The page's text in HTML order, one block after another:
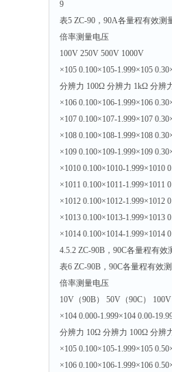
9
表5 ZC-90，90A各量程有效
倍率测量电压
100V 250V 500V 1000V
×105 0.100×105-1.999×105
分辨力 100Ω 分辨力 1kΩ 分辨
×106 0.100×106-1.999×106
×107 0.100×107-1.999×107
×108 0.100×108-1.999×108
×109 0.100×109-1.999×109
×1010 0.100×1010-1.999×1010
×1011 0.100×1011-1.999×1011
×1012 0.100×1012-1.999×1012
×1013 0.100×1013-1.999×1013
×1014 0.100×1014-1.999×1014
4.5.2 ZC-90B，90C各量程有
表6 ZC-90B，90C各量程有效
倍率测量电压
10V（90B） 50V（90C）
×104 0.000-1.999×104 0.00-
分辨力 10Ω 分辨力 100Ω 分辨
×105 0.100×105-1.999×105
×106 0.100×106-1.999×106